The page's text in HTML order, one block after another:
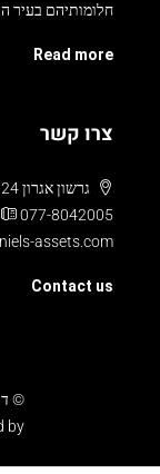
חלומותיהם בעיר
Read more
צרו קשר
גרשון אגרון 24 , ממילא, ירושלים
077-8042005
assets.com
Contact us
©
by